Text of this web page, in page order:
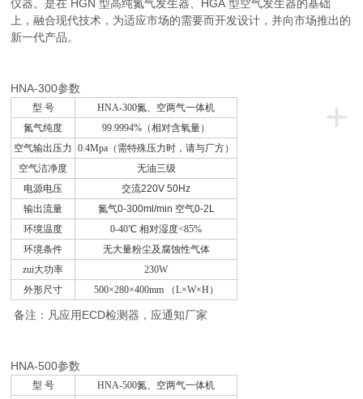
仪器。是在 HGN 型高纯氮气发生器、HGA 型空气发生器的基础
上，融合现代技术，为适应市场的需要而开发设计，并向市场推出的
新一代产品。
HNA-300参数
+
型 号 HNA-300氮、空两气一体机
氮气纯度
99.9994% （相对含氧量）
空气输出压力
0.4Mpa（需特殊压力时，请与厂方）
空气洁净度
无油三级
电源电压
交流220V 50Hz
输出流量
氮气0-300ml/min 空气0-2L
环境温度
0-40℃相对湿度<85%
环境条件
无大量粉尘及腐蚀性气体
zui大功率
230W
外形尺寸
500×280×400mm （L×W×H）
备注：凡应用 ECD检测器，应通知厂家
HNA-500参数
型 号 HNA-500氮、空两气一体机